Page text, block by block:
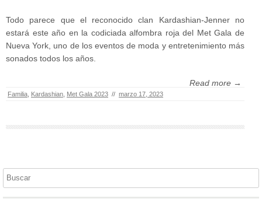
Todo parece que el reconocido clan Kardashian-Jenner no
estará este año en la codiciada alfombra roja del Met Gala de
Nueva York, uno de los eventos de moda y entretenimiento más
sonados todos los años.
Read more →
Familia Kardashian Met Gala 2023 // marzo 17, 2023
Buscar